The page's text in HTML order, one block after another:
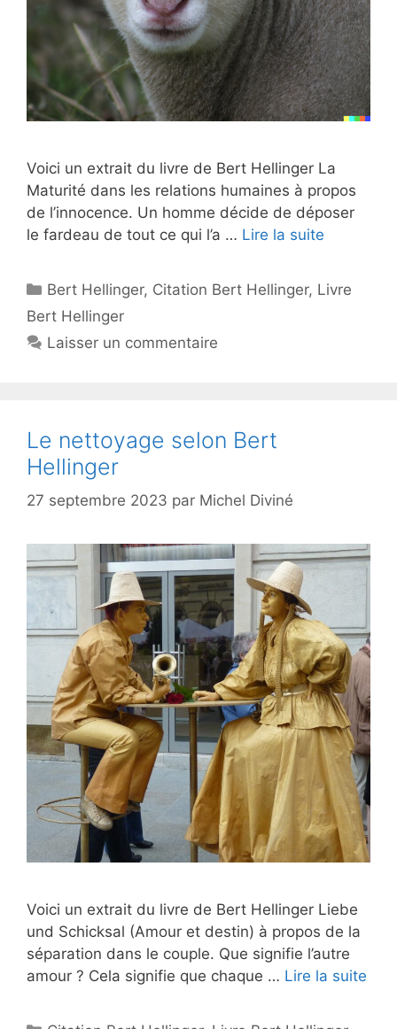
Voici un extrait du livre de Bert Hellinger La
Maturité dans les relations humaines à propos
de l’innocence. Un homme décide de déposer
le fardeau de tout ce qui l’a … Lire la suite
Catégories
Bert Hellinger, Citation Bert Hellinger, Livre
Bert Hellinger
Laisser un commentaire
Le nettoyage selon Bert
Hellinger
27 septembre 2023 par Michel Diviné
Voici un extrait du livre de Bert Hellinger Liebe
und Schicksal (Amour et destin) à propos de la
séparation dans le couple. Que signifie l’autre
amour ? Cela signifie que chaque … Lire la suite